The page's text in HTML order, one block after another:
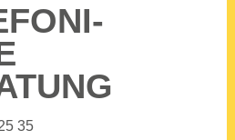
35